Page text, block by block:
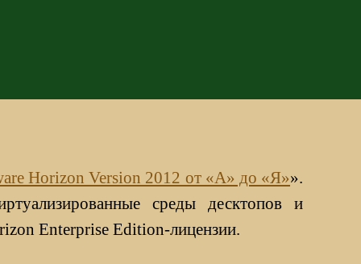
Horizon Version 2012 от «А» до «Я»».
среды десктопов и
Enterprise Edition-лицензии.